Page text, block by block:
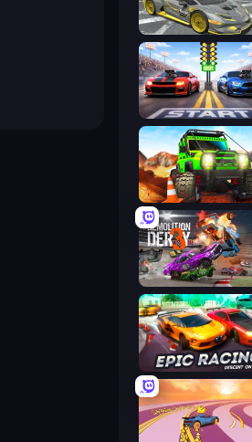
Wrong Way
Street Racer 2
Offroad Life 3D
Demolition Derby 3